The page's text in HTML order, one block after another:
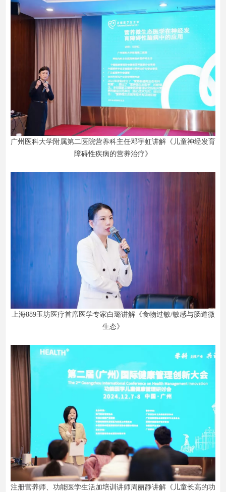
广州医科大学附属第二医院营养科主任邓宇虹讲解《儿童神经发育
障碍性疾病的营养治疗》
上海889玉坊医疗首席医学专家白璐讲解《食物过敏/敏感与肠道微
生态》
注册营养师、功能医学生活加培训讲师周丽静讲解《儿童长高的功